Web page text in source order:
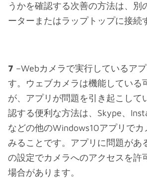
うかを確認する次善の方法は、別
ーターまたはラップトップに接続
7 –Webカメラで実行しているア
す。ウェブカメラは機能している
が、アプリが問題を引き起こして
認する便利な方法は、Skype、
などの他のWindows10アプリでカ
みることです。アプリに問題があ
の設定でカメラへのアクセスを許
場合があります。